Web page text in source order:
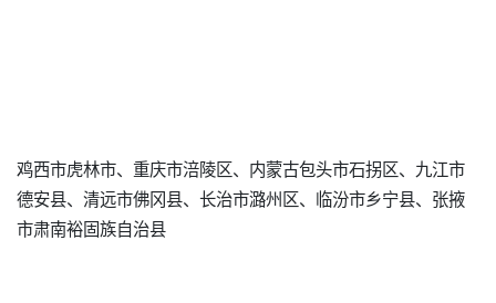
鸡西市虎林市、重庆市涪陵区、内蒙古包头市石拐区、九江市
德安县、清远市佛冈县、长治市潞州区、临汾市乡宁县、张掖
市肃南裕固族自治县